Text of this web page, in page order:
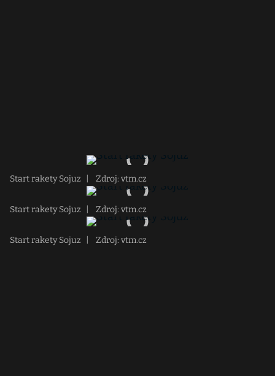
Start rakety Sojuz Zdroj: vtm.cz
Start rakety Sojuz Zdroj: vtm.cz
Start rakety Sojuz Zdroj: vtm.cz